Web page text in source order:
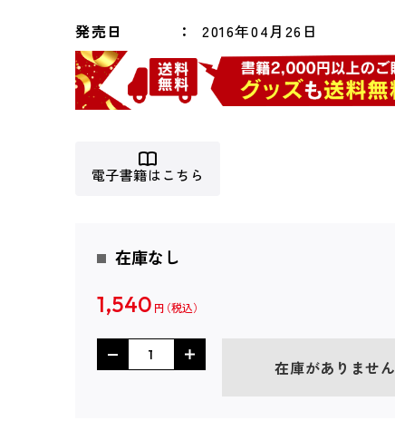
発売日 2016年04月26日
電子書籍はこちら
在庫なし
1,540 円
在庫がありません